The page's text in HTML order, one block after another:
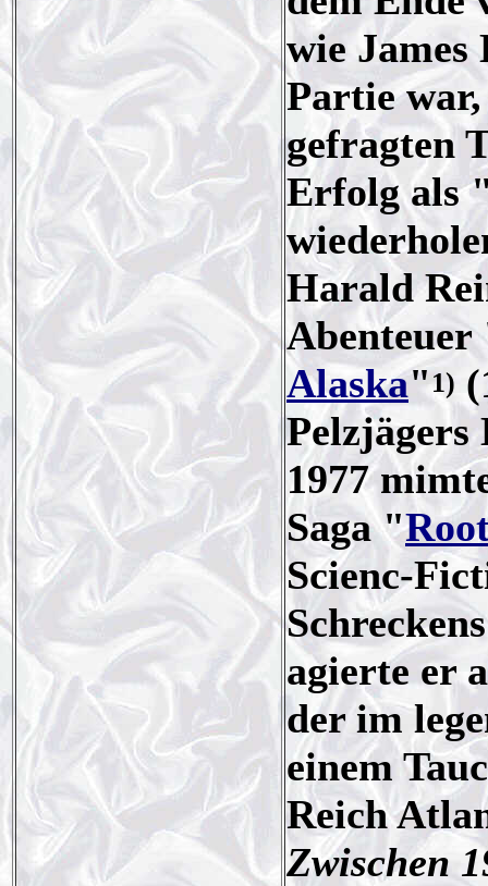
wie
Partie
gefragten
Erfolg als
Harald
Abenteuer
Alaska"1)
Pelzjägers
1977
Saga "
Scienc-
agierte er
der im
einem
Reich
Zwischen